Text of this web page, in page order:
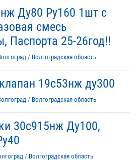
Ду80 Ру160 1шт с
смесь
Паспорта 25-26год!!
/ Волгоградская область
19с53нж ду300
/ Волгоградская область
30с915нж Ду100,
/ Волгоградская область